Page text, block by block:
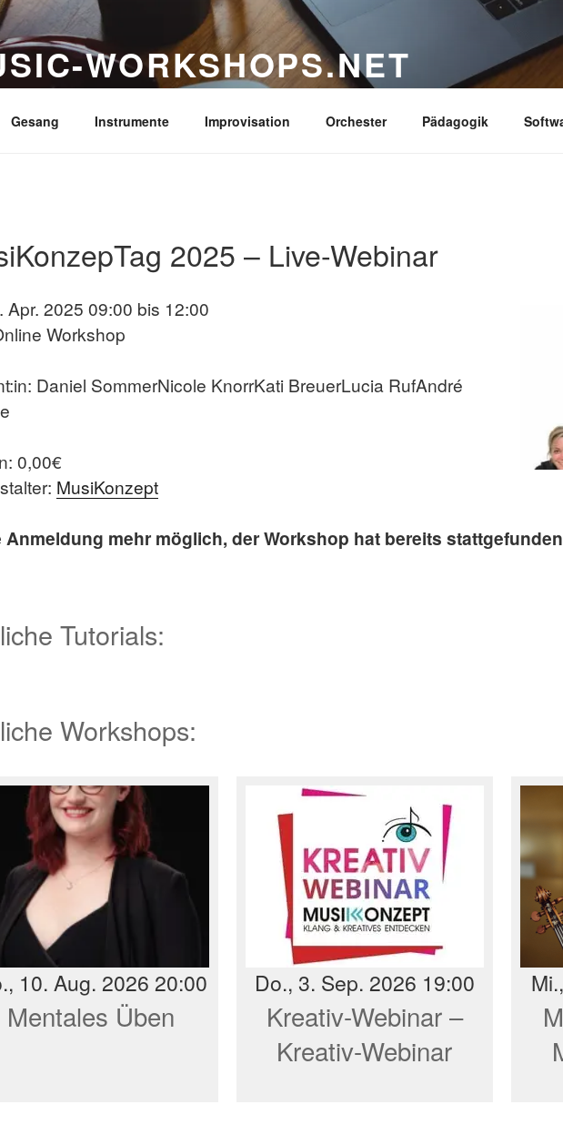
WORKSHOPS.NET
Gesang Instrumente Improvisation Orchester Pädagogik
2025 – Live-Webinar
Apr. 2025 09:00 bis 12:00
Workshop
Daniel SommerNicole KnorrKati BreuerLucia RufAndré
0,00€
MusiKonzept
Anmeldung mehr möglich, der Workshop hat bereits
Tutorials:
Workshops:
10. Aug. 2026 20:00
Mentales Üben
Do., 3. Sep. 2026 19:00
Kreativ-Webinar –
Kreativ-Webinar